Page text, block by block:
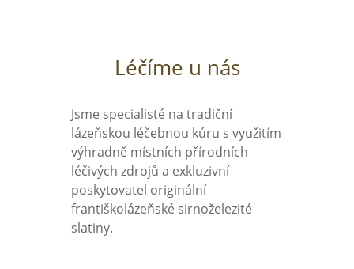
Léčíme u nás
Jsme specialisté na tradiční
lázeňskou léčebnou kúru s využitím
výhradně místních přírodních
léčivých zdrojů a exkluzivní
poskytovatel originální
františkolázeňské sirnoželezité
slatiny.